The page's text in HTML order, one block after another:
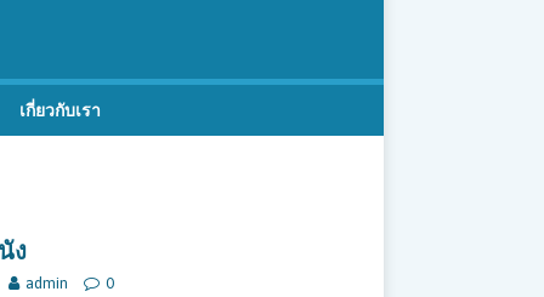
เกี่ยวกับเรา
ง
admin 0